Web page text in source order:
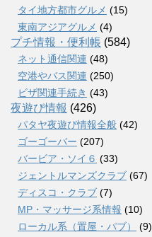
タイ地方都市グルメ (15)
東南アジアグルメ (4)
プチ情報・便利帳 (584)
ネット通信関連 (48)
空港やバス関連 (250)
ビザ関連手続き (43)
夜遊び情報 (426)
パタヤ夜遊び情報全般 (42)
ゴーゴーバー (207)
バービア・ソイ６ (33)
ジェントルマンズクラブ (67)
ディスコ・クラブ (7)
MP・マッサージ系情報 (10)
ローカル系（置屋・パブ）
(9)